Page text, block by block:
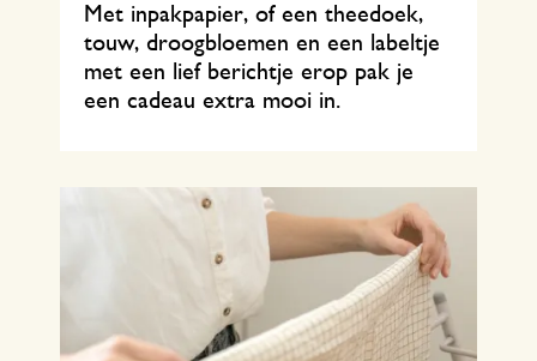
Met inpakpapier, of een theedoek,
touw, droogbloemen en een labeltje
met een lief berichtje erop pak je
een cadeau extra mooi in.